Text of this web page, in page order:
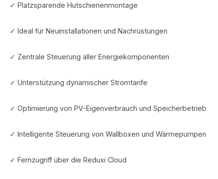
✓ Platzsparende Hutschienenmontage
✓ Ideal für Neuinstallationen und Nachrüstungen
✓ Zentrale Steuerung aller Energiekomponenten
✓ Unterstützung dynamischer Stromtarife
✓ Optimierung von PV-Eigenverbrauch und Speicherbetrieb
✓ Intelligente Steuerung von Wallboxen und Wärmepumpen
✓ Fernzugriff über die Reduxi Cloud